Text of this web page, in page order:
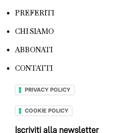
PREFERITI
CHI SIAMO
ABBONATI
CONTATTI
PRIVACY POLICY
COOKIE POLICY
Iscriviti alla newsletter